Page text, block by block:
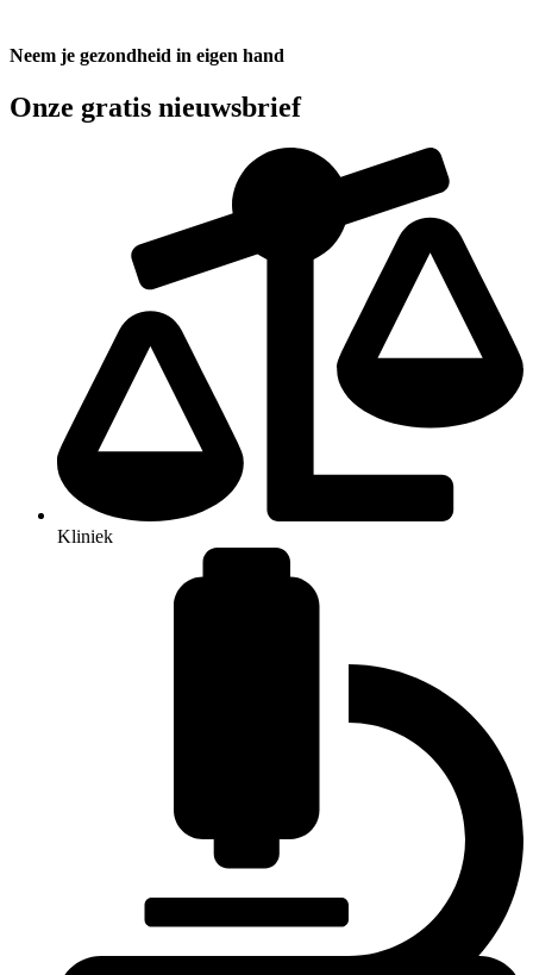
Neem je gezondheid in eigen hand
Onze gratis nieuwsbrief
Kliniek